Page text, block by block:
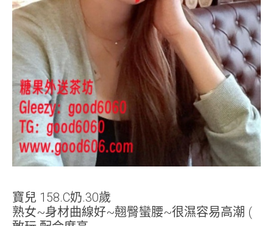
寶兒 158.C奶.30歲
熟女~身材曲線好~翹臀蠻腰~很濕容易高潮 (